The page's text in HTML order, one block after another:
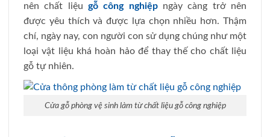
nên chất liệu gỗ công nghiệpngày càng trở nên
được yêu thích và được lựa chọn nhiều hơn. Thậm
chí, ngày nay, con người con sử dụng chúng như một
loại vật liệu khá hoàn hảo để thay thế cho chất liệu
gỗ tự nhiên.
Cửa gỗ phòng vệ sinh làm từ chất liệu gỗ công nghiệp